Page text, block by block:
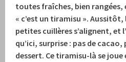
toutes fraîches, bien rangées,
« c’est un tiramisu ».
petites cuillères s’alignent, et
qu’ici, surprise : pas de cacao,
dessert. Ce tiramisu-là se joue